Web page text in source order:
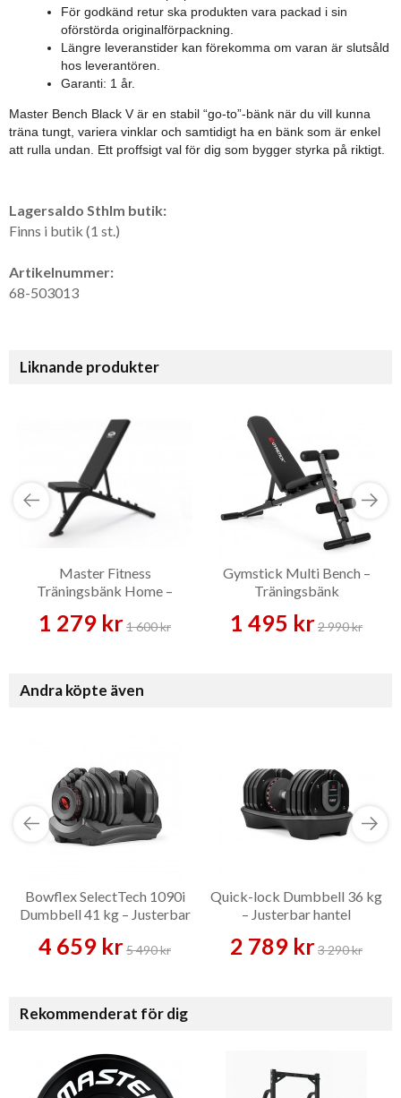
För godkänd retur ska produkten vara packad i sin
oförstörda originalförpackning.
Längre leveranstider kan förekomma om varan är slutsåld
hos leverantören.
Garanti: 1 år.
Master Bench Black V är en stabil “go-to”-bänk när du vill kunna
träna tungt, variera vinklar och samtidigt ha en bänk som är enkel
att rulla undan. Ett proffsigt val för dig som bygger styrka på riktigt.
Lagersaldo Sthlm butik:
Finns i butik (1 st.)
Artikelnummer:
68-503013
Liknande produkter
Master Fitness
Träningsbänk Home –
1 279 kr1 600 kr
Gymstick Multi Bench –
Träningsbänk
1 495 kr2 990 kr
Andra köpte även
Bowflex SelectTech 1090i
Dumbbell 41 kg – Justerbar
4 659 kr5 490 kr
Quick-lock Dumbbell 36 kg
– Justerbar hantel
2 789 kr3 290 kr
Rekommenderat för dig